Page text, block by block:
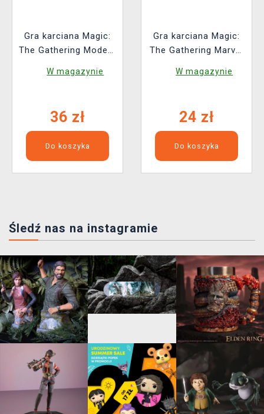
Gra karciana Magic:
The Gathering Modern
Booster (14 kart)
W magazynie
36 zł
Do koszyka
Gra karciana Magic:
The Gathering Marvel
Booster (14 kart)
W magazynie
24 zł
Do koszyka
Śledź nas na instagramie